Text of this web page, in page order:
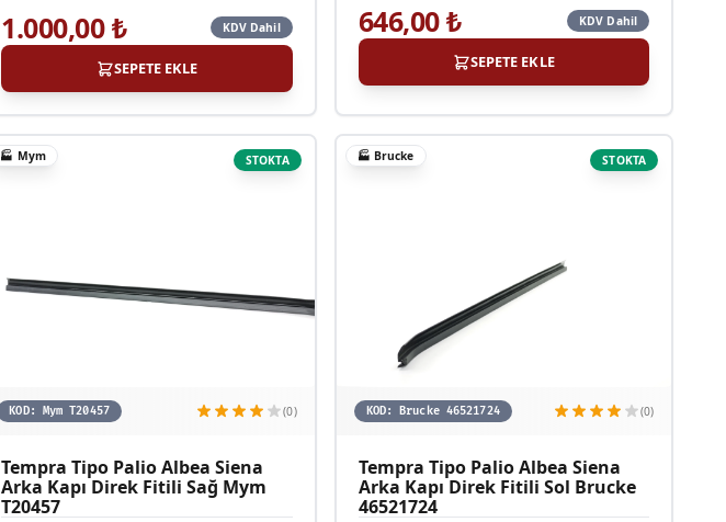
1.000,00₺ KDV Dahil
SEPETE EKLE
646,00₺ KDV Dahil
SEPETE EKLE
STOKTA
🏭 Mym
KOD: Mym T20457 (0)
Tempra Tipo Palio Albea Siena
Arka Kapı Direk Fitili Sağ Mym
T20457
STOKTA
🏭 Brucke
KOD: Brucke 46521724 (0)
Tempra Tipo Palio Albea Siena
Arka Kapı Direk Fitili Sol Brucke
46521724